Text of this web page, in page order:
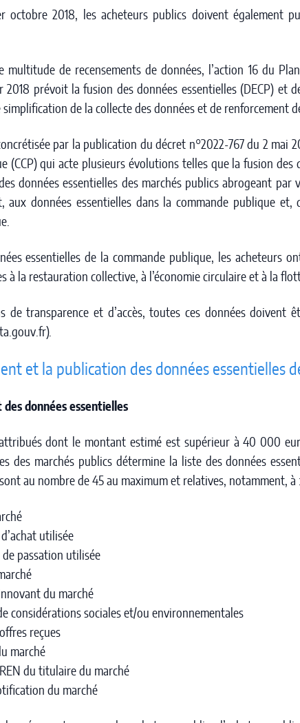
octobre 2018, les acheteurs publics doivent également
multitude de recensements de données, l’action 16 du
2018 prévoit la fusion des données essentielles (DECP) et
de la collecte des données et de renforcement
par la publication du décret n°2022-767 du 2 mai
(CCP) qui acte plusieurs évolutions telles que la fusion des
données essentielles des marchés publics abrogeant par
aux données essentielles dans la commande publique et,
essentielles de la commande publique, les acheteurs
à la restauration collective, à l’économie circulaire et à la
de transparence et d’accès, toutes ces données doivent
et la publication des données essentielles
des données essentielles
dont le montant estimé est supérieur à 40 000
des marchés publics détermine la liste des données
au nombre de 45 au maximum et relatives, notamment, à :
utilisée
de passation utilisée
du marché
considérations sociales et/ou environnementales
reçues
marché
du titulaire du marché
du marché